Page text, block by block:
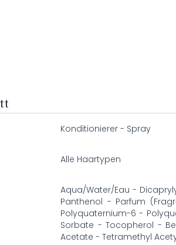
Konditionierer - Spray
Alle Haartypen
Aqua/Water/Eau -
Panthenol - Parfum
Polyquaternium-6 -
Sorbate - Tocopherol -
Acetate - Tetramethyl